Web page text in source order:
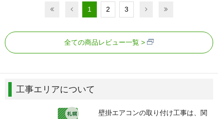
1 2 3
全ての商品レビュー一覧
工事エリアについて
壁掛エアコンの取り付け工事は、関